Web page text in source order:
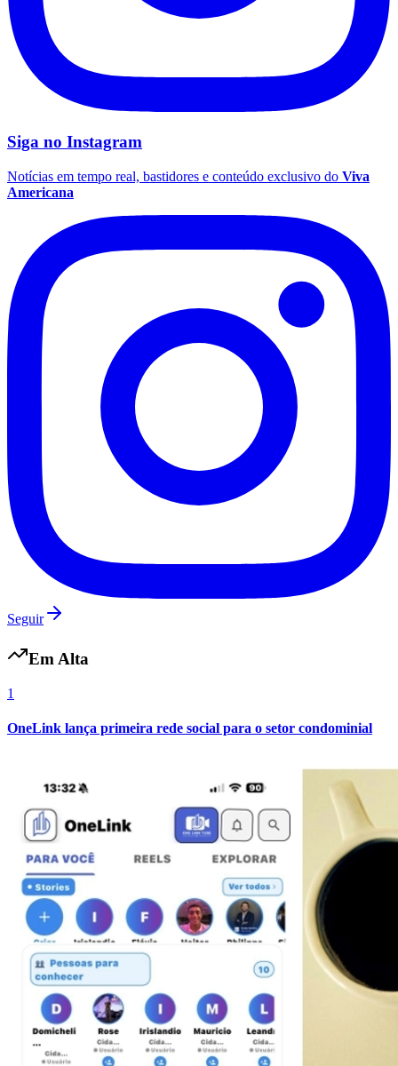
Botafogo
Grêmio
Siga no Instagram
Notícias em tempo real, bastidores e conteúdo exclusivo do Viva
Americana
Seguir
Em Alta
1
OneLink lança primeira rede social para o setor condominial